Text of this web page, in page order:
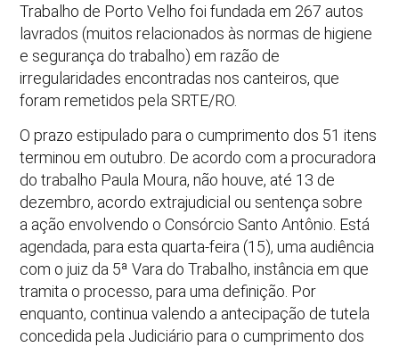
Trabalho de Porto Velho foi fundada em 267 autos
lavrados (muitos relacionados às normas de higiene
e segurança do trabalho) em razão de
irregularidades encontradas nos canteiros, que
foram remetidos pela SRTE/RO.
O prazo estipulado para o cumprimento dos 51 itens
terminou em outubro. De acordo com a procuradora
do trabalho Paula Moura, não houve, até 13 de
dezembro, acordo extrajudicial ou sentença sobre
a ação envolvendo o Consórcio Santo Antônio. Está
agendada, para esta quarta-feira (15), uma audiência
com o juiz da 5ª Vara do Trabalho, instância em que
tramita o processo, para uma definição. Por
enquanto, continua valendo a antecipação de tutela
concedida pela Judiciário para o cumprimento dos